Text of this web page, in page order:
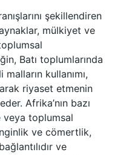
şekillendiren
mülkiyet ve
Batı toplumlarında
kullanımı,
riyaset etmenin
Afrika’nın bazı
veya toplumsal
ve cömertlik,
ve